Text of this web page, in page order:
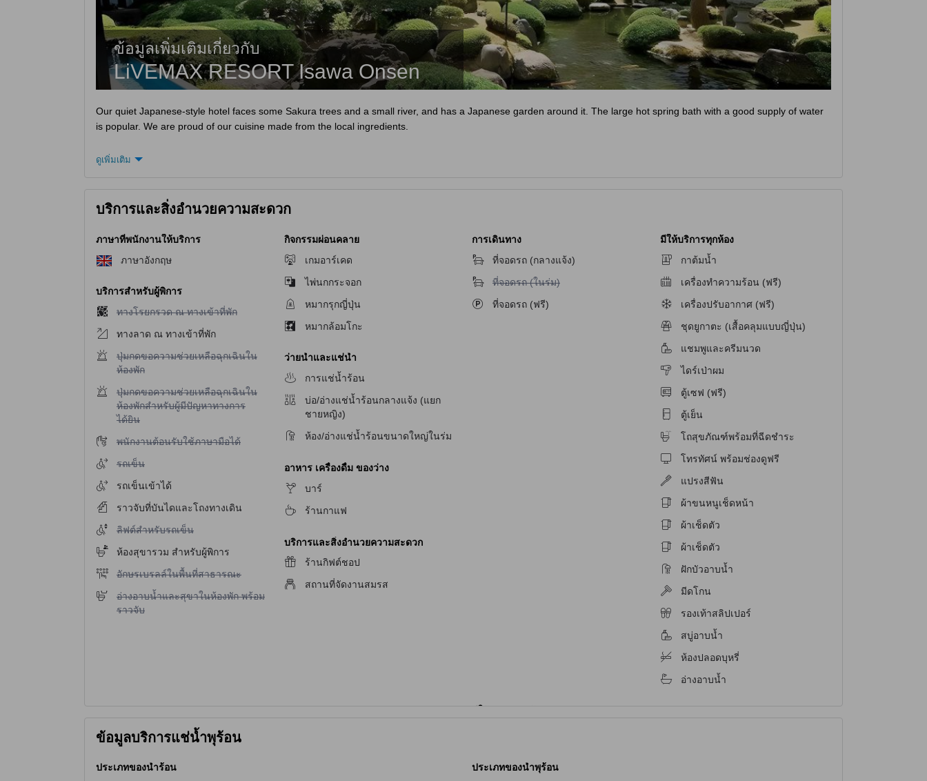
ข้อมูลเพิ่มเติมเกี่ยวกับ
LiVEMAX RESORT Isawa Onsen
Our quiet Japanese-style hotel faces some Sakura trees and a small river, and has a Japanese garden around it. The large hot spring bath with a good supply of water
is popular. We are proud of our cuisine made from the local ingredients.
ดูเพิ่มเติม
บริการและสิ่งอำนวยความสะดวก
ภาษาที่พนักงานให้บริการ
ภาษาอังกฤษ
บริการสำหรับผู้พิการ
ไม่มีบริการทางโรยกรวด ณ ทางเข้าที่พัก
ทางโรยกรวด ณ ทางเข้าที่พัก
ทางลาด ณ ทางเข้าที่พัก
ไม่มีบริการปุ่มกดขอความช่วยเหลือฉุกเฉินในห้องพัก
ปุ่มกดขอความช่วยเหลือฉุกเฉินใน
ห้องพัก
ไม่มีบริการปุ่มกดขอความช่วยเหลือฉุกเฉินในห้องพักสำหรับผู้มีปัญหาทางการได้ยิน
ปุ่มกดขอความช่วยเหลือฉุกเฉินใน
ห้องพักสำหรับผู้มีปัญหาทางการ
ได้ยิน
ไม่มีบริการพนักงานต้อนรับใช้ภาษามือได้
พนักงานต้อนรับใช้ภาษามือได้
ไม่มีบริการรถเข็น
รถเข็น
รถเข็นเข้าได้
ราวจับที่บันไดและโถงทางเดิน
ไม่มีบริการลิฟต์สำหรับรถเข็น
ลิฟต์สำหรับรถเข็น
ห้องสุขารวม สำหรับผู้พิการ
ไม่มีบริการอักษรเบรลล์ในพื้นที่สาธารณะ
อักษรเบรลล์ในพื้นที่สาธารณะ
ไม่มีบริการอ่างอาบน้ำและสุขาในห้องพัก พร้อมราวจับ
อ่างอาบน้ำและสุขาในห้องพัก พร้อม
ราวจับ
กิจกรรมผ่อนคลาย
เกมอาร์เคด
ไพ่นกกระจอก
หมากรุกญี่ปุ่น
หมากล้อมโกะ
ว่ายน้ำและแช่น้ำ
การแช่น้ำร้อน
บ่อ/อ่างแช่น้ำร้อนกลางแจ้ง (แยก
ชายหญิง)
ห้อง/อ่างแช่น้ำร้อนขนาดใหญ่ในร่ม
อาหาร เครื่องดื่ม ของว่าง
บาร์
ร้านกาแฟ
บริการและสิ่งอำนวยความสะดวก
ร้านกิฟต์ชอป
สถานที่จัดงานสมรส
การเดินทาง
ที่จอดรถ (กลางแจ้ง)
ไม่มีบริการที่จอดรถ (ในร่ม)
ที่จอดรถ (ในร่ม)
ที่จอดรถ (ฟรี)
มีให้บริการทุกห้อง
กาต้มน้ำ
เครื่องทำความร้อน (ฟรี)
เครื่องปรับอากาศ (ฟรี)
ชุดยูกาตะ (เสื้อคลุมแบบญี่ปุ่น)
แชมพูและครีมนวด
ไดร์เป่าผม
ตู้เซฟ (ฟรี)
ตู้เย็น
โถสุขภัณฑ์พร้อมที่ฉีดชำระ
โทรทัศน์ พร้อมช่องดูฟรี
แปรงสีฟัน
ผ้าขนหนูเช็ดหน้า
ผ้าเช็ดตัว
ผ้าเช็ดตัว
ฝักบัวอาบน้ำ
มีดโกน
รองเท้าสลิปเปอร์
สบู่อาบน้ำ
ห้องปลอดบุหรี่
อ่างอาบน้ำ
ข้อมูลบริการแช่น้ำพุร้อน
ประเภทของน้ำร้อน ประเภทของน้ำพุร้อน